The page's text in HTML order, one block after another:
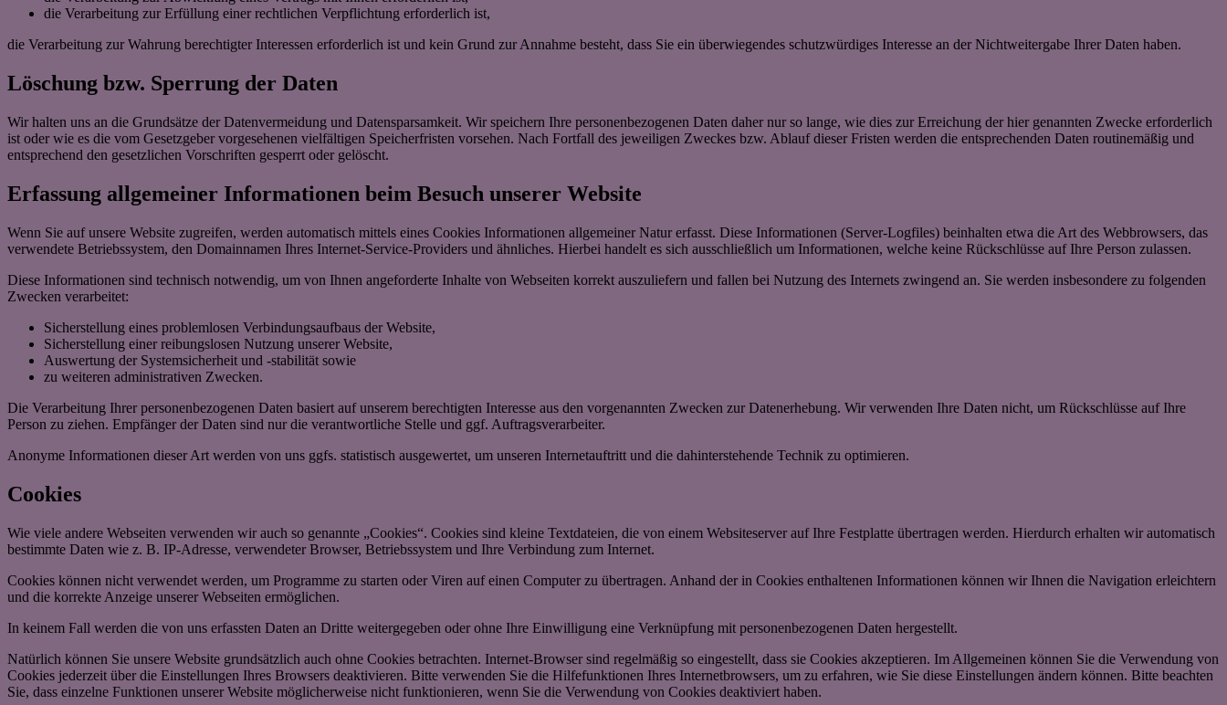
die Verarbeitung zur Erfüllung einer rechtlichen Verpflichtung erforderlich ist,
die Verarbeitung zur Wahrung berechtigter Interessen erforderlich ist und kein Grund zur Annahme besteht, dass Sie ein überwiegendes schutzwürdiges Interesse an der Nichtweitergabe Ihrer Daten haben.
Löschung bzw. Sperrung der Daten
Wir halten uns an die Grundsätze der Datenvermeidung und Datensparsamkeit. Wir speichern Ihre personenbezogenen Daten daher nur so lange, wie dies zur Erreichung der hier genannten Zwecke erforderlich
ist oder wie es die vom Gesetzgeber vorgesehenen vielfältigen Speicherfristen vorsehen. Nach Fortfall des jeweiligen Zweckes bzw. Ablauf dieser Fristen werden die entsprechenden Daten routinemäßig und
entsprechend den gesetzlichen Vorschriften gesperrt oder gelöscht.
Erfassung allgemeiner Informationen beim Besuch unserer Website
Wenn Sie auf unsere Website zugreifen, werden automatisch mittels eines Cookies Informationen allgemeiner Natur erfasst. Diese Informationen (Server-Logfiles) beinhalten etwa die Art des Webbrowsers, das
verwendete Betriebssystem, den Domainnamen Ihres Internet-Service-Providers und ähnliches. Hierbei handelt es sich ausschließlich um Informationen, welche keine Rückschlüsse auf Ihre Person zulassen.
Diese Informationen sind technisch notwendig, um von Ihnen angeforderte Inhalte von Webseiten korrekt auszuliefern und fallen bei Nutzung des Internets zwingend an. Sie werden insbesondere zu folgenden
Zwecken verarbeitet:
Sicherstellung eines problemlosen Verbindungsaufbaus der Website,
Sicherstellung einer reibungslosen Nutzung unserer Website,
Auswertung der Systemsicherheit und -stabilität sowie
zu weiteren administrativen Zwecken.
Die Verarbeitung Ihrer personenbezogenen Daten basiert auf unserem berechtigten Interesse aus den vorgenannten Zwecken zur Datenerhebung. Wir verwenden Ihre Daten nicht, um Rückschlüsse auf Ihre
Person zu ziehen. Empfänger der Daten sind nur die verantwortliche Stelle und ggf. Auftragsverarbeiter.
Anonyme Informationen dieser Art werden von uns ggfs. statistisch ausgewertet, um unseren Internetauftritt und die dahinterstehende Technik zu optimieren.
Cookies
Wie viele andere Webseiten verwenden wir auch so genannte „Cookies“. Cookies sind kleine Textdateien, die von einem Websiteserver auf Ihre Festplatte übertragen werden. Hierdurch erhalten wir automatisch
bestimmte Daten wie z. B. IP-Adresse, verwendeter Browser, Betriebssystem und Ihre Verbindung zum Internet.
Cookies können nicht verwendet werden, um Programme zu starten oder Viren auf einen Computer zu übertragen. Anhand der in Cookies enthaltenen Informationen können wir Ihnen die Navigation erleichtern
und die korrekte Anzeige unserer Webseiten ermöglichen.
In keinem Fall werden die von uns erfassten Daten an Dritte weitergegeben oder ohne Ihre Einwilligung eine Verknüpfung mit personenbezogenen Daten hergestellt.
Natürlich können Sie unsere Website grundsätzlich auch ohne Cookies betrachten. Internet-Browser sind regelmäßig so eingestellt, dass sie Cookies akzeptieren. Im Allgemeinen können Sie die Verwendung von
Cookies jederzeit über die Einstellungen Ihres Browsers deaktivieren. Bitte verwenden Sie die Hilfefunktionen Ihres Internetbrowsers, um zu erfahren, wie Sie diese Einstellungen ändern können. Bitte beachten
Sie, dass einzelne Funktionen unserer Website möglicherweise nicht funktionieren, wenn Sie die Verwendung von Cookies deaktiviert haben.